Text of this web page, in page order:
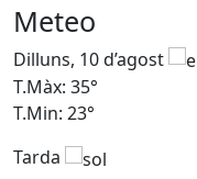
Meteo
Dilluns, 10 d’agost
T.Màx: 35°
T.Min: 23°
Tarda